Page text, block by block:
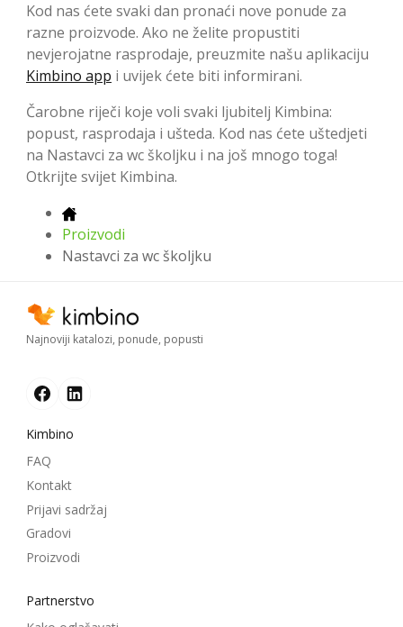
Kod nas ćete svaki dan pronaći nove ponude za
razne proizvode. Ako ne želite propustiti
nevjerojatne rasprodaje, preuzmite našu aplikaciju
Kimbino app i uvijek ćete biti informirani.
Čarobne riječi koje voli svaki ljubitelj Kimbina:
popust, rasprodaja i ušteda. Kod nas ćete uštedjeti
na Nastavci za wc školjku i na još mnogo toga!
Otkrijte svijet Kimbina.
Proizvodi
Nastavci za wc školjku
Najnoviji katalozi, ponude, popusti
Kimbino
FAQ
Kontakt
Prijavi sadržaj
Gradovi
Proizvodi
Partnerstvo